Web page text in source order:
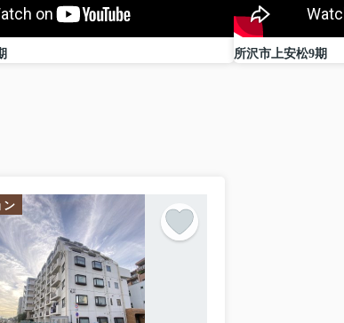
建物は100㎡超の大型間取りも建築可！
ペースもゆとりをもってプランニングできそ
産＃清瀬＃東久留米＃東村山＃所沢＃新座＃土地売却＃＃
ALL不動産 売却委任物件
中里5丁目 2020年築戸建て販売中！
は！
産です！
所沢市上安松9期
ン